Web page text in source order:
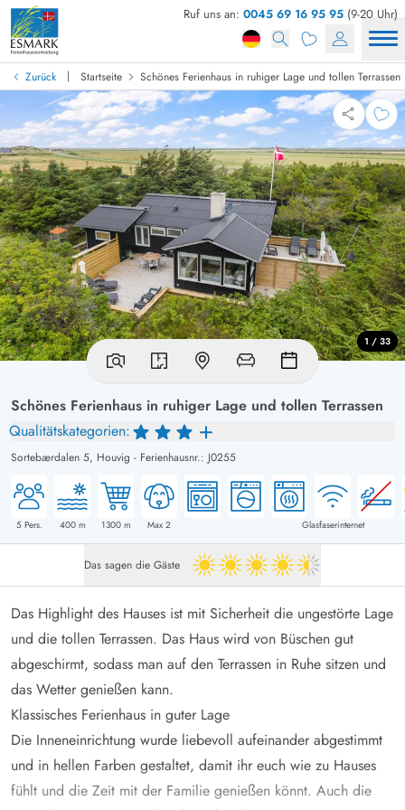
Ruf uns an: 0045 69 16 95 95 (9-20 Uhr)
Zurück | Startseite Schönes Ferienhaus in ruhiger Lage und tollen Terrassen
Schönes Ferienhaus in ruhiger Lage und tollen Terrassen
Qualitätskategorien:
Sortebærdalen 5, Houvig - Ferienhausnr.: J0255
5Pers. 400m 1300m Max 2 Glasfaserinternet
1 / 33
Das sagen die Gäste 4.5 von 5
Das Highlight des Hauses ist mit Sicherheit die ungestörte Lage
und die tollen Terrassen. Das Haus wird von Büschen gut
abgeschirmt, sodass man auf den Terrassen in Ruhe sitzen und
das Wetter genießen kann.
Klassisches Ferienhaus in guter Lage
Die Inneneinrichtung wurde liebevoll aufeinander abgestimmt
und in hellen Farben gestaltet, damit ihr euch wie zu Hauses
fühlt und die Zeit mit der Familie genießen könnt. Auch die